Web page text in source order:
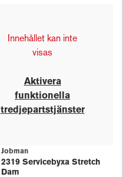
Innehållet kan inte
visas
Aktivera
funktionella
tredjepartstjänster
Jobman
2319 Servicebyxa Stretch
Dam